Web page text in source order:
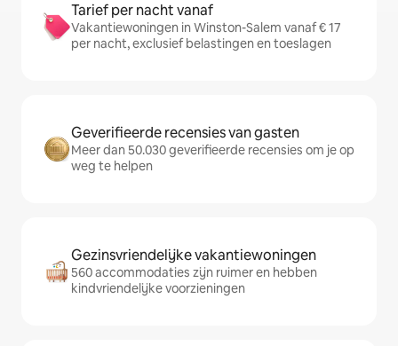
Tarief per nacht vanaf
Vakantiewoningen in Winston-Salem vanaf € 17
per nacht, exclusief belastingen en toeslagen
Geverifieerde recensies van gasten
Meer dan 50.030 geverifieerde recensies om je op
weg te helpen
Gezinsvriendelijke vakantiewoningen
560 accommodaties zijn ruimer en hebben
kindvriendelijke voorzieningen